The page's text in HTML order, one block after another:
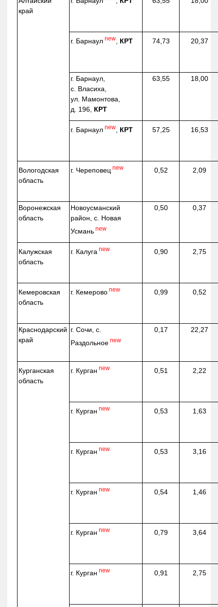
край
г. Барнаул new КРТ 74,73 20,37
г. Барнаул,
с. Власиха,
ул. Мамонтова,
д. 196, КРТ
63,55 18,00
г. Барнаул new КРТ 57,25 16,53
Вологодская
область
г. Череповец new 0,52 2,09
Воронежская
область
Новоусманский
район, с. Новая
Усмань new
0,50 0,37
Калужская
область
г. Калуга new 0,90 2,75
Кемеровская
область
г. Кемерово new 0,99 0,52
Краснодарский
край
г. Сочи, с.
Раздольное new
0,17 22,27
Курганская
область
г. Курган new 0,51 2,22
г. Курган new 0,53 1,63
г. Курган new 0,53 3,16
г. Курган new 0,54 1,46
г. Курган new 0,79 3,64
г. Курган new 0,91 2,75